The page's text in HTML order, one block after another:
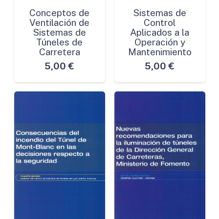
Conceptos de
Ventilación de
Sistemas de
Túneles de
Carretera
5,00 €
Sistemas de
Control
Aplicados a la
Operación y
Mantenimiento
5,00 €